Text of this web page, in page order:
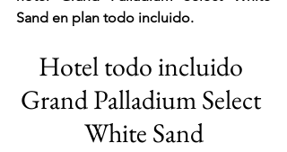
Sand en plan todo incluido.
Hotel todo incluido
Grand Palladium Select
White Sand